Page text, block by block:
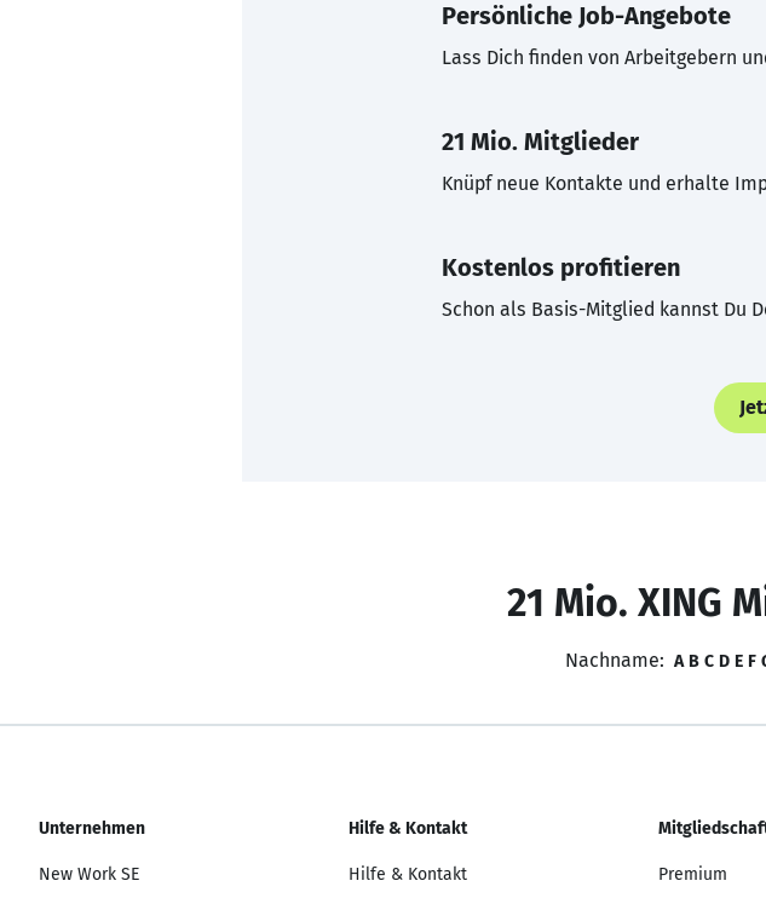
Persönliche Job-Angebote
Lass Dich finden von Arbeitgebern
21 Mio. Mitglieder
Knüpf neue Kontakte und erhalte
Kostenlos profitieren
Schon als Basis-Mitglied kannst Du
21 Mio. XING
Nachname: A B C D E F
Unternehmen
New Work SE
Hilfe & Kontakt
Hilfe & Kontakt Premium